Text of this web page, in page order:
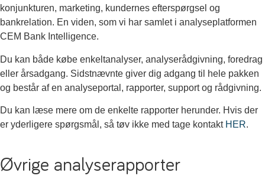
konjunkturen, marketing, kundernes efterspørgsel og
bankrelation. En viden, som vi har samlet i analyseplatformen
CEM Bank Intelligence.
Du kan både købe enkeltanalyser, analyserådgivning, foredrag
eller årsadgang. Sidstnævnte giver dig adgang til hele pakken
og består af en analyseportal, rapporter, support og rådgivning.
Du kan læse mere om de enkelte rapporter herunder. Hvis der
er yderligere spørgsmål, så tøv ikke med tage kontakt HER.
Øvrige analyserapporter